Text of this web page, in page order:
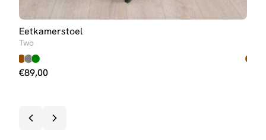
Eetkamerstoel
Two
€89,00